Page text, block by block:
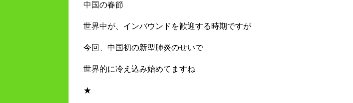
中国の春節
世界中が、インバウンドを歓迎する時期ですが
今回、中国初の新型肺炎のせいで
世界的に冷え込み始めてますね
★